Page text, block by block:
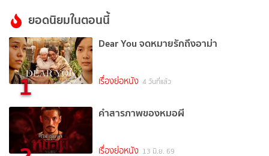
ยอดนิยมในตอนนี้
1
Dear You จดหมายรักถึงอาม่า
เรื่องย่อหนัง 4 วันที่แล้ว
คำสารภาพของหมอผี
เรื่องย่อหนัง 13 มิ.ย. 69